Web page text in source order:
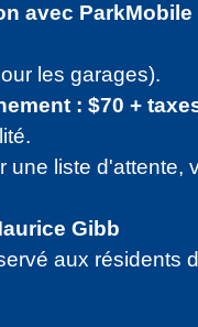
avec ParkMobile
les garages).
: $70 +
une liste d'attente,
Gibb
aux résidents